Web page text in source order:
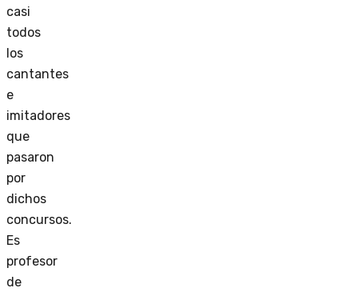
casi
todos
los
cantantes
e
imitadores
que
pasaron
por
dichos
concursos.
Es
profesor
de